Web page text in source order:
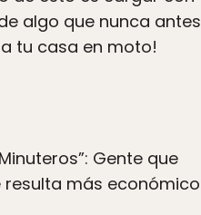
algo que nunca antes
tu casa en moto!
Gente que
resulta más económico